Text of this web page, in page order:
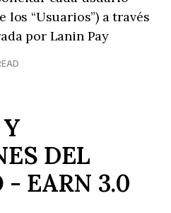
los “Usuarios”) a través
por Lanin Pay
DEL
- EARN 3.0